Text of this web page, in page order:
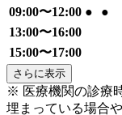
09:00〜12:00 ● ●
13:00〜16:00
15:00〜17:00
さらに表示
※ 医療機関の診療
埋まっている場合